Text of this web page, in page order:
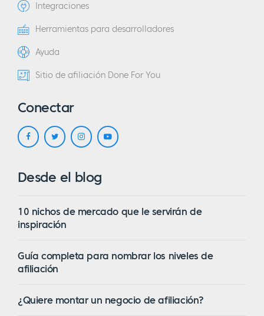
Integraciones
Herramientas para desarrolladores
Ayuda
Sitio de afiliación Done For You
Conectar
Desde el blog
10 nichos de mercado que le servirán de
inspiración
Guía completa para nombrar los niveles de
afiliación
¿Quiere montar un negocio de afiliación?